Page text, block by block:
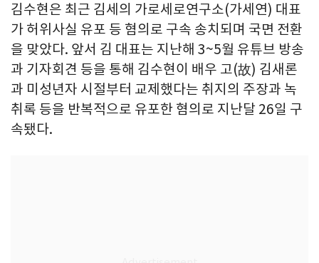
김수현은 최근 김세의 가로세로연구소(가세연) 대표
가 허위사실 유포 등 혐의로 구속 송치되며 국면 전환
을 맞았다. 앞서 김 대표는 지난해 3~5월 유튜브 방송
과 기자회견 등을 통해 김수현이 배우 고(故) 김새론
과 미성년자 시절부터 교제했다는 취지의 주장과 녹
취록 등을 반복적으로 유포한 혐의로 지난달 26일 구
속됐다.